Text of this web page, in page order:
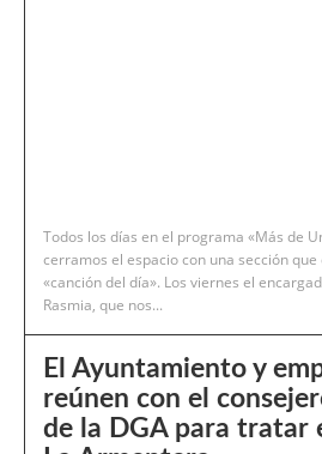
Todos los días en el programa «Más de
cerramos el espacio con una sección
«canción del día». Los viernes el
Rasmia, que nos...
El Ayuntamiento y
reúnen con el
de la DGA para tratar